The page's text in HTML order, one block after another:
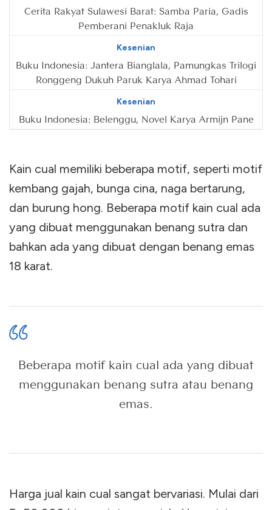
Cerita Rakyat Sulawesi Barat: Samba Paria, Gadis
Pemberani Penakluk Raja
Kesenian
Buku Indonesia: Jantera Bianglala, Pamungkas Trilogi
Ronggeng Dukuh Paruk Karya Ahmad Tohari
Kesenian
Buku Indonesia: Belenggu, Novel Karya Armijn Pane
Kain cual memiliki beberapa motif, seperti motif
kembang gajah, bunga cina, naga bertarung,
dan burung hong. Beberapa motif kain cual ada
yang dibuat menggunakan benang sutra dan
bahkan ada yang dibuat dengan benang emas
18 karat.
Beberapa motif kain cual ada yang dibuat
menggunakan benang sutra atau benang
emas.
Harga jual kain cual sangat bervariasi. Mulai dari